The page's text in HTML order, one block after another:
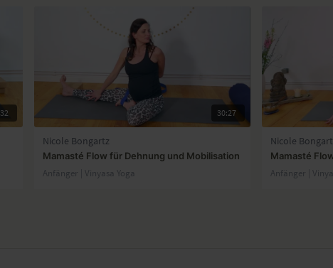
30:27
Nicole Bongartz
Mamasté Flow für Dehnung und Mobilisation
Anfänger | Vinyasa Yoga
Nicole
Mamasté
Anfänger |